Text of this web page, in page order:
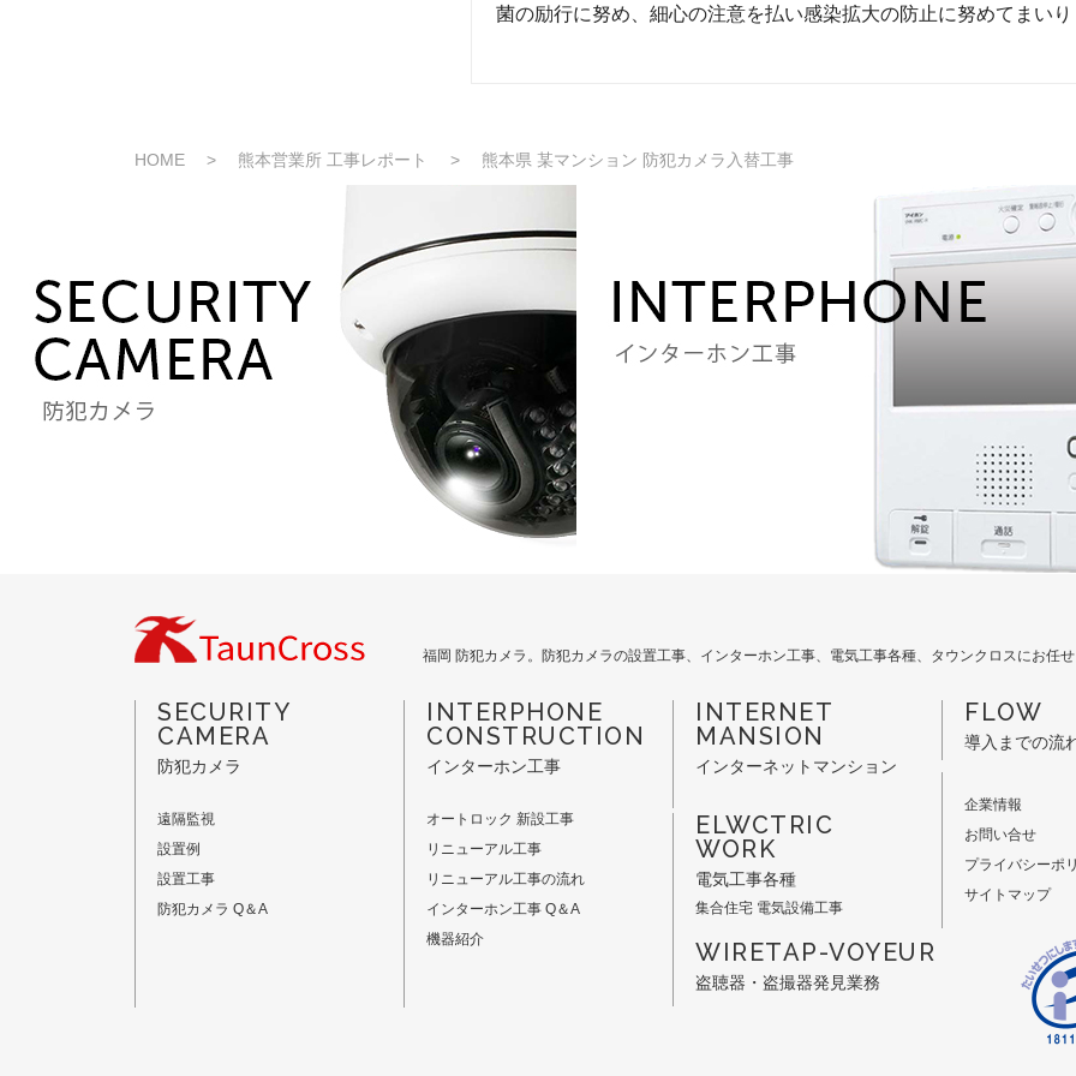
菌の励行に努め、細心の注意を払い感染拡大の防止に努めてまい
HOME > 熊本営業所 工事レポート > 熊本県 某マンション 防犯カメラ入替工事
福岡 防犯カメラ。防犯カメラの設置工事、インターホン工事、電気工事各種、タウンクロスにお任
SECURITY
CAMERA
防犯カメラ
遠隔監視
設置例
設置工事
防犯カメラ Q＆A
INTERPHONE
CONSTRUCTION
インターホン工事
オートロック 新設工事
リニューアル工事
リニューアル工事の流れ
インターホン工事 Q＆A
機器紹介
INTERNET
MANSION
インターネットマンション
ELWCTRIC
WORK
電気工事各種
集合住宅 電気設備工事
WIRETAP-VOYEUR
盗聴器・盗撮器発見業務
FLOW
導入までの流
企業情報
お問い合せ
プライバシーポ
サイトマップ